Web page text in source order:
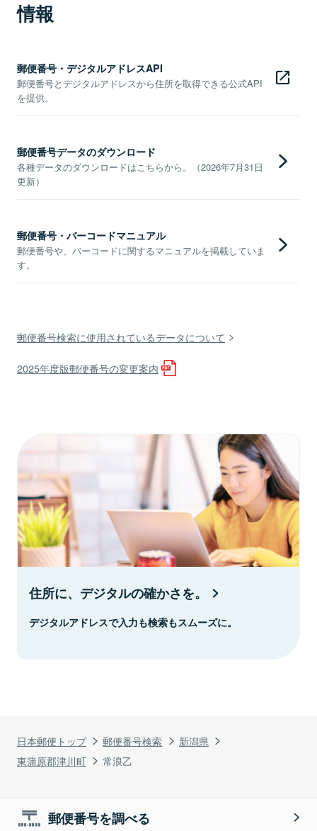
日本郵便トップ 郵便番号検索
新潟県
東蒲原郡津川町
常浪乙
情報
郵便番号・デジタルアドレスAPI
郵便番号とデジタルアドレスから住所を取得できる公式API
を提供。
郵便番号データのダウンロード
各種データのダウンロードはこちらから。（2026年7月31日
更新）
郵便番号・バーコードマニュアル
郵便番号や、バーコードに関するマニュアルを掲載していま
す。
郵便番号検索に使用されているデータについて
2025年度版郵便番号の変更案内
住所に、デジタルの確かさを。
デジタルアドレスで入力も検索もスムーズに。
郵便番号を調べる